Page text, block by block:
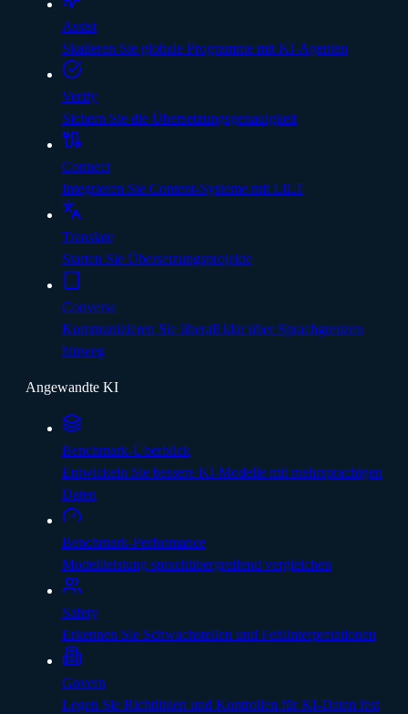
Assist
Skalieren Sie globale Programme mit KI-Agenten
Verify
Sichern Sie die Übersetzungsgenauigkeit
Connect
Integrieren Sie Content-Systeme mit LILT
Translate
Starten Sie Übersetzungsprojekte
Converse
Kommunizieren Sie überall klar über Sprachgrenzen
hinweg
Angewandte KI
Benchmark-Überblick
Entwickeln Sie bessere KI-Modelle mit mehrsprachigen
Daten
Benchmark-Performance
Modellleistung sprachübergreifend vergleichen
Safety
Erkennen Sie Schwachstellen und Fehlinterpretationen
Govern
Legen Sie Richtlinien und Kontrollen für KI-Daten fest